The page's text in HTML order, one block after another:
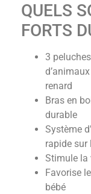
QUELS
FORTS
3
renard
Bras en
durable
Système
rapide sur
Stimule la
Favorise
bébé